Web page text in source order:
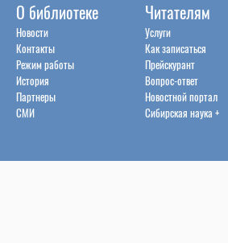
О библиотеке
Новости
Контакты
Режим работы
История
Партнеры
СМИ
Читателям
Услуги
Как записаться
Прейскурант
Вопрос-ответ
Новостной портал
Сибирская наука +